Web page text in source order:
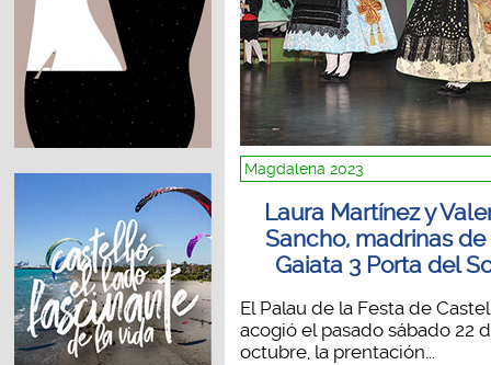
Magdalena 2023
Laura Martínez y
Sancho, madrinas de
Gaiata 3 Porta del
El Palau de la Festa de
acogió el pasado sábado 22
octubre, la prentación...